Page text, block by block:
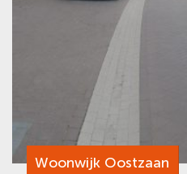
Woonwijk Oostzaan